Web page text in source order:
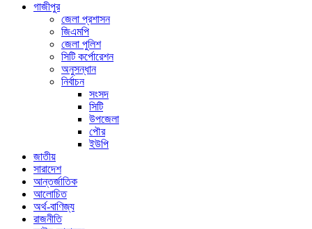
গাজীপুর
জেলা প্রশাসন
জিএমপি
জেলা পুলিশ
সিটি কর্পোরেশন
অনুসন্ধান
নির্বাচন
সংসদ
সিটি
উপজেলা
পৌর
ইউপি
জাতীয়
সারাদেশ
আন্তর্জাতিক
আলোচিত
অর্থ-বাণিজ্য
রাজনীতি